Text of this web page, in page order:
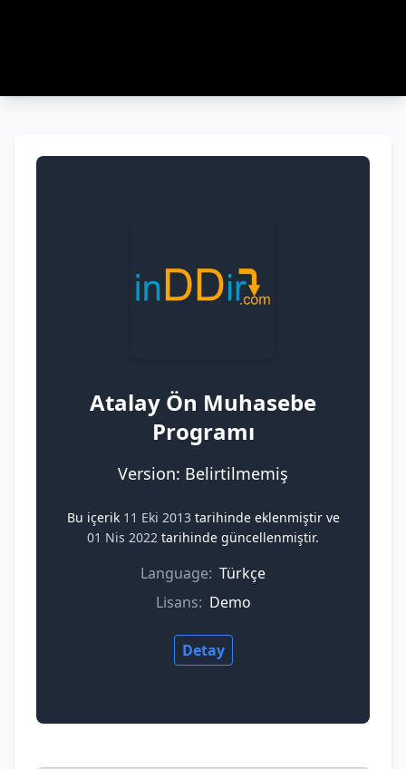
Atalay Ön Muhasebe
Programı
Version: Belirtilmemiş
Bu içerik 11 Eki 2013 tarihinde eklenmiştir ve
01 Nis 2022 tarihinde güncellenmiştir.
Language: Türkçe
Lisans: Demo
Detay